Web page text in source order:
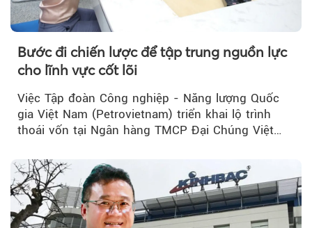
Bước đi chiến lược để tập trung nguồn lực
cho lĩnh vực cốt lõi
Việc Tập đoàn Công nghiệp - Năng lượng Quốc
gia Việt Nam (Petrovietnam) triển khai lộ trình
thoái vốn tại Ngân hàng TMCP Đại Chúng Việt